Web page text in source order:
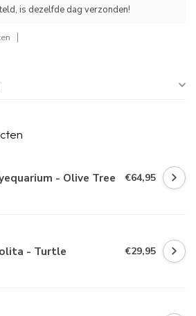
is dezelfde dag verzonden!
- Olive Tree €64,95
- Turtle €29,95